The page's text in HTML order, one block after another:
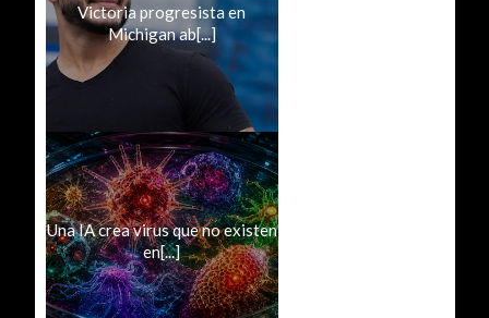
Victoria progresista en
Michigan ab[...]
Una IA crea virus que no existen
en[...]